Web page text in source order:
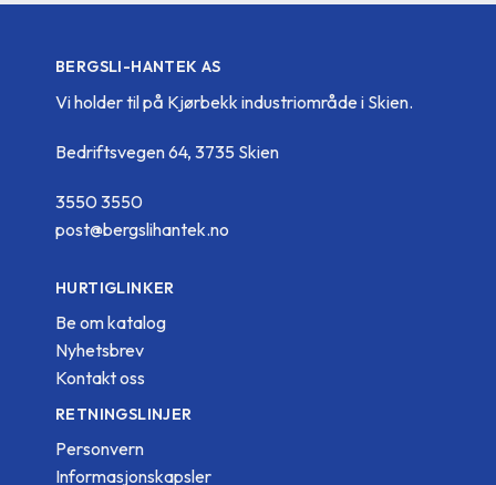
BERGSLI-HANTEK AS
Vi holder til på Kjørbekk industriområde i Skien.
Bedriftsvegen 64, 3735 Skien
3550 3550
post@bergslihantek.no
HURTIGLINKER
Be om katalog
Nyhetsbrev
Kontakt oss
RETNINGSLINJER
Personvern
Informasjonskapsler